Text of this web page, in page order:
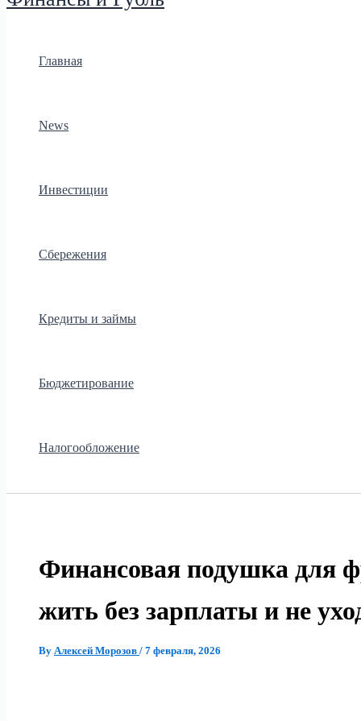
Главная
News
Инвестиции
Сбережения
Кредиты и займы
Бюджетирование
Налогообложение
Финансовая подушка для
жить без зарплаты и не
By Алексей Морозов / 7 февраля, 2026